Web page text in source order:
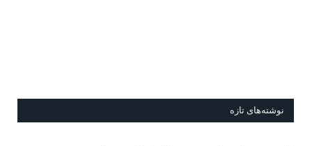
نوشته‌های تازه